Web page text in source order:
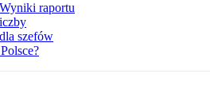
raportu
szefów